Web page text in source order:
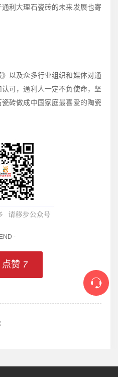
利大理石瓷砖的未来发展也寄
以及众多行业组织和媒体对通
可，通利人一定不负使命，坚
砖做成中国家庭最喜爱的陶瓷
-
点赞 7